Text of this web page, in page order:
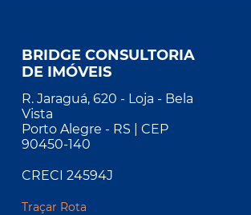
BRIDGE CONSULTORIA
DE IMÓVEIS
R. Jaraguá, 620 - Loja - Bela
Vista
Porto Alegre - RS | CEP
90450-140
CRECI 24594J
Traçar Rota